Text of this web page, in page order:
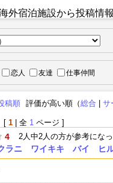
外宿泊施設から投稿情
恋人 友達 仕事仲間
稿順 評価が高い順（総合 サ
[ 1 | 全 1 ページ ]
4 2人中2人の方が参考にな
ラニ ワイキキ バイ ヒ